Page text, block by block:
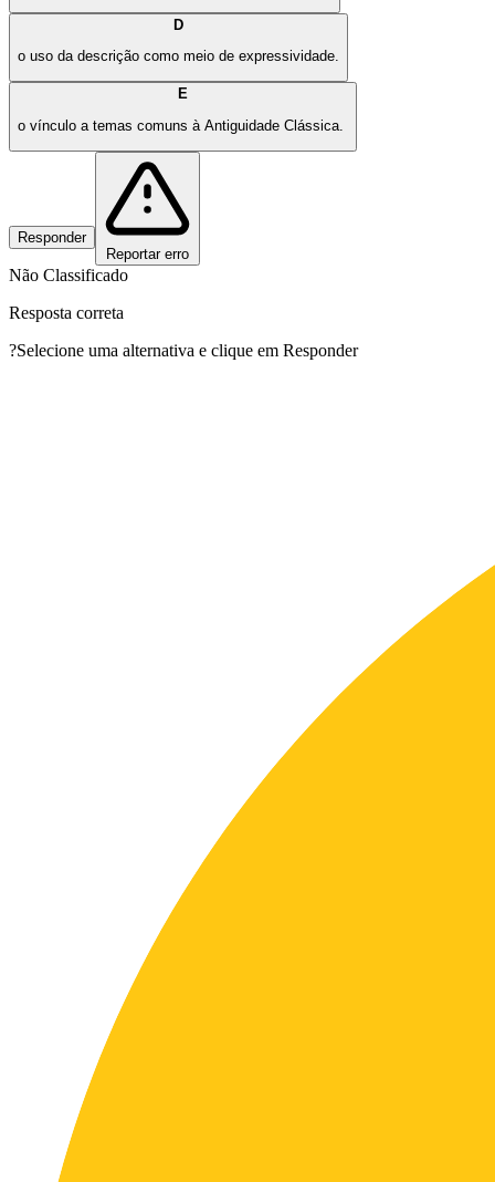
D
o uso da descrição como meio de expressividade.
E
o vínculo a temas comuns à Antiguidade Clássica.
Responder
Reportar erro
Não Classificado
Resposta correta
?Selecione uma alternativa e clique em Responder